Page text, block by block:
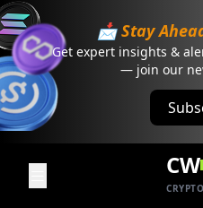
📩 Stay
Get expert insights &
— join our
CW